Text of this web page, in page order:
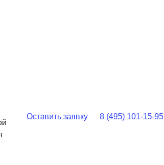
Оставить заявку 8 (495) 101-15-95